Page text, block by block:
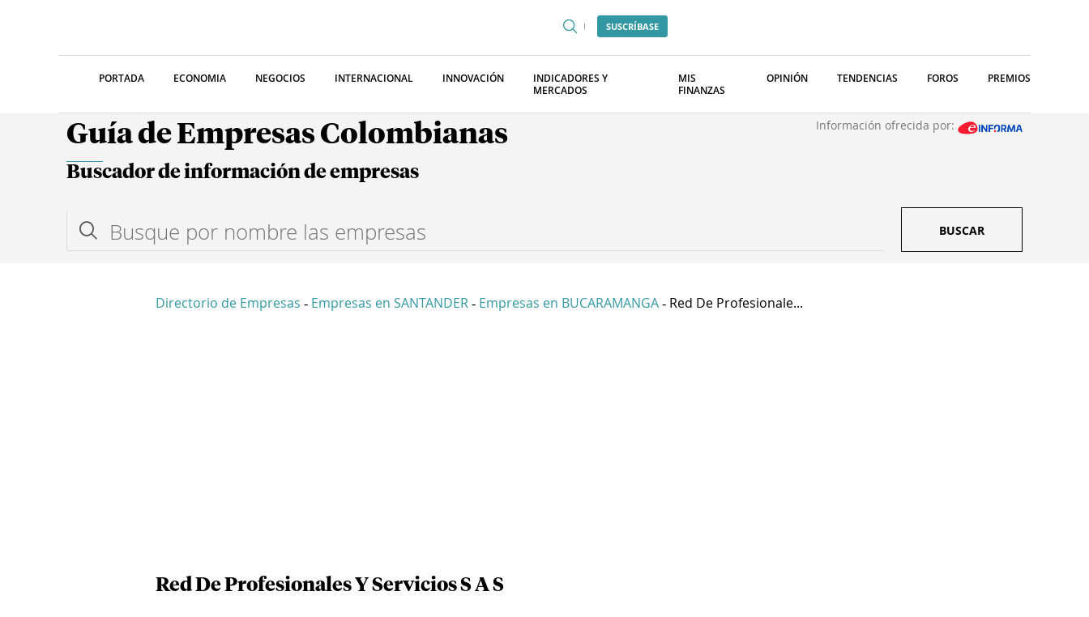
SUSCRÍBASE
PORTADA ECONOMIA NEGOCIOS INTERNACIONAL INNOVACIÓN
INDICADORES Y
MERCADOS
MIS
FINANZAS
OPINIÓN TENDENCIAS FOROS PREMIOS
Guía de Empresas Colombianas Información ofrecida por:
Buscador de información de empresas
BUSCAR
Directorio de Empresas - Empresas en SANTANDER - Empresas en BUCARAMANGA - Red De Profesionale...
Red De Profesionales Y Servicios S A S